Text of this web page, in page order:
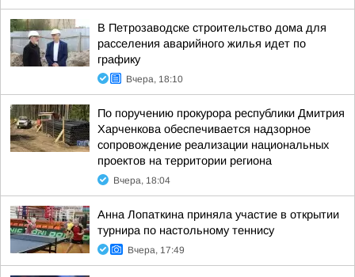
В Петрозаводске строительство дома для
расселения аварийного жилья идет по
графику
Вчера, 18:10
По поручению прокурора республики Дмитрия
Харченкова обеспечивается надзорное
сопровождение реализации национальных
проектов на территории региона
Вчера, 18:04
Анна Лопаткина приняла участие в открытии
турнира по настольному теннису
Вчера, 17:49